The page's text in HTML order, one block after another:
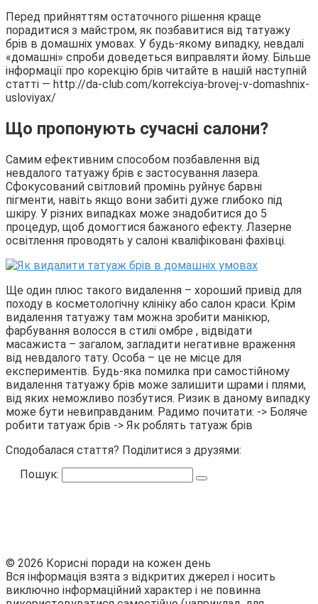
Перед прийняттям остаточного рішення краще
порадитися з майстром, як позбавитися від татуажу
брів в домашніх умовах. У будь-якому випадку, невдалі
«домашні» спроби доведеться виправляти йому. Більше
інформації про корекцію брів читайте в нашій наступній
статті — http://da-club.com/korrekciya-brovej-v-domashnix-
usloviyax/
Що пропонують сучасні салони?
Самим ефективним способом позбавлення від
невдалого татуажу брів є застосування лазера.
Сфокусований світловий промінь руйнує барвні
пігменти, навіть якщо вони забиті дуже глибоко під
шкіру. У різних випадках може знадобитися до 5
процедур, щоб домогтися бажаного ефекту. Лазерне
освітлення проводять у салоні кваліфіковані фахівці.
Ще один плюс такого видалення – хороший привід для
походу в косметологічну клініку або салон краси. Крім
видалення татуажу там можна зробити манікюр,
фарбування волосся в стилі омбре , відвідати
масажиста – загалом, загладити негативне враження
від невдалого тату. Особа – це не місце для
експериментів. Будь-яка помилка при самостійному
видалення татуажу брів може залишити шрами і плями,
від яких неможливо позбутися. Ризик в даному випадку
може бути невиправданим. Радимо почитати: -> Боляче
робити татуаж брів -> Як роблять татуаж брів
Сподобалася стаття? Поділитися з друзями:
Пошук:
© 2026 Корисні поради на кожен день
Вся інформація взята з відкритих джерел і носить
виключно інформаційний характер і не повинна